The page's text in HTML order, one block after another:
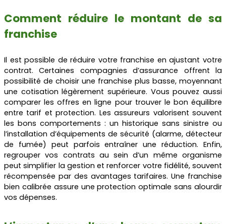
Comment réduire le montant de sa
franchise
Il est possible de réduire votre franchise en ajustant votre
contrat. Certaines compagnies d’assurance offrent la
possibilité de choisir une franchise plus basse, moyennant
une cotisation légèrement supérieure. Vous pouvez aussi
comparer les offres en ligne pour trouver le bon équilibre
entre tarif et protection. Les assureurs valorisent souvent
les bons comportements : un historique sans sinistre ou
l’installation d’équipements de sécurité (alarme, détecteur
de fumée) peut parfois entraîner une réduction. Enfin,
regrouper vos contrats au sein d’un même organisme
peut simplifier la gestion et renforcer votre fidélité, souvent
récompensée par des avantages tarifaires. Une franchise
bien calibrée assure une protection optimale sans alourdir
vos dépenses.